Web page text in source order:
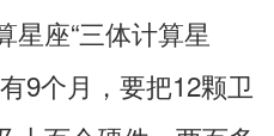
星座“三体计算星
9个月，要把12颗卫